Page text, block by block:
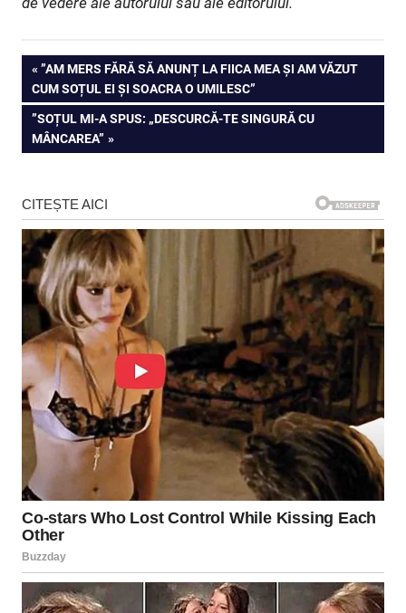
Navigare
în
articole
PREVIOUS
POST:
”AM MERS FĂRĂ SĂ ANUNȚ LA FIICA MEA ȘI AM VĂZUT
CUM SOȚUL EI ȘI SOACRA O UMILESC”
NEXT
POST:
”SOȚUL MI-A SPUS: „DESCURCĂ-TE SINGURĂ CU
MÂNCAREA”